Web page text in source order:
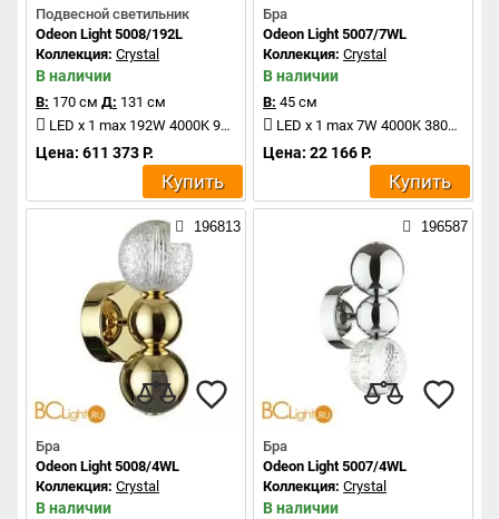
Подвесной светильник
Odeon Light 5008/192L
Коллекция: Crystal
В наличии
В: 170 см Д: 131 см
LED x 1 max 192W 4000K 9600Lm
Цена: 611 373 Р.
Купить
Бра
Odeon Light 5007/7WL
Коллекция: Crystal
В наличии
В: 45 см
LED x 1 max 7W 4000K 380Lm
Цена: 22 166 Р.
Купить
196813
Бра
Odeon Light 5008/4WL
Коллекция: Crystal
В наличии
196587
Бра
Odeon Light 5007/4WL
Коллекция: Crystal
В наличии